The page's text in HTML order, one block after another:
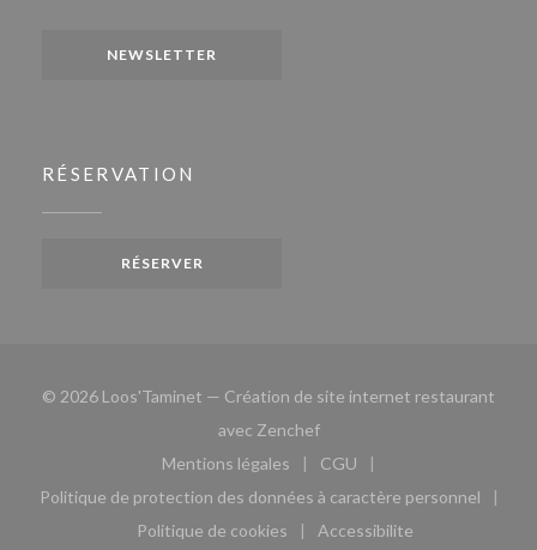
NEWSLETTER
RÉSERVATION
RÉSERVER
© 2026 Loos'Taminet — Création de site internet restaurant
avec Zenchef((ouvre une nouvelle
Mentions légales
((ouvre une nouvelle fenêtre))
CGU
((ouvre une nouvelle
Politique de protection des données à caractère personnel
((ouvre une nouvelle fenêtre))
Politique de cookies
((ouvre une nouvelle fenêtre))
Accessibilite